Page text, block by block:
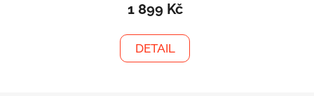
1 899 Kč
DETAIL